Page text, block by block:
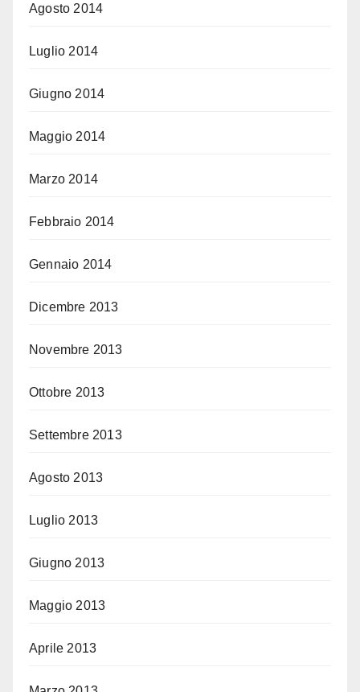
Agosto 2014
Luglio 2014
Giugno 2014
Maggio 2014
Marzo 2014
Febbraio 2014
Gennaio 2014
Dicembre 2013
Novembre 2013
Ottobre 2013
Settembre 2013
Agosto 2013
Luglio 2013
Giugno 2013
Maggio 2013
Aprile 2013